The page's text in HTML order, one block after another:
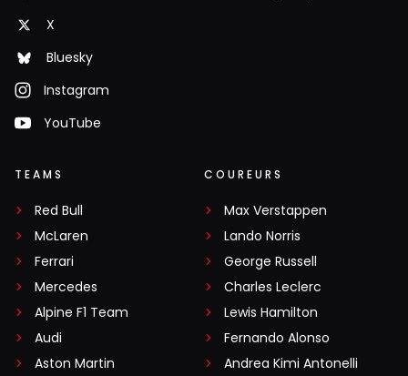
X
Bluesky
Instagram
YouTube
TEAMS
Red Bull
McLaren
Ferrari
Mercedes
Alpine F1 Team
Audi
Aston Martin
COUREURS
Max Verstappen
Lando Norris
George Russell
Charles Leclerc
Lewis Hamilton
Fernando Alonso
Andrea Kimi Antonelli